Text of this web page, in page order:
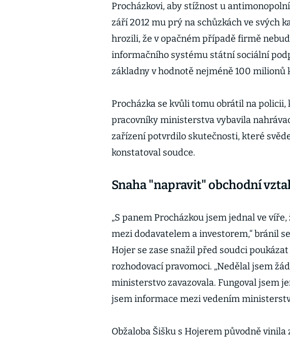
Procházkovi, aby stížnost u
září 2012 mu prý na schůzkách ve svých
hrozili, že v opačném případě firmě
informačního systému státní sociální
základny v hodnotě nejméně 100 milionů
Procházka se kvůli tomu obrátil na policii,
pracovníky ministerstva vybavila
zařízení potvrdilo skutečnosti, které
konstatoval soudce.
Snaha "napravit" obchodní
„S panem Procházkou jsem jednal ve
mezi dodavatelem a investorem,“ bránil
Hojer se zase snažil před soudci
rozhodovací pravomoci. „Nedělal jsem
ministerstvo zavazovala. Fungoval jsem
jsem informace mezi vedením
Obžaloba Šišku s Hojerem původně